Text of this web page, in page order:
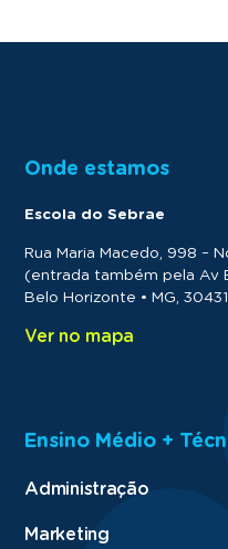
Onde estamos
Escola do Sebrae
Rua Maria Macedo, 998 –
(entrada também pela Av
Belo Horizonte • MG,
Ver no mapa
Ensino Médio +
Administração
Marketing